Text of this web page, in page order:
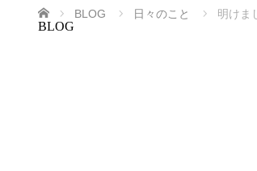
BLOG
ホーム BLOG 日々のこと 明けま